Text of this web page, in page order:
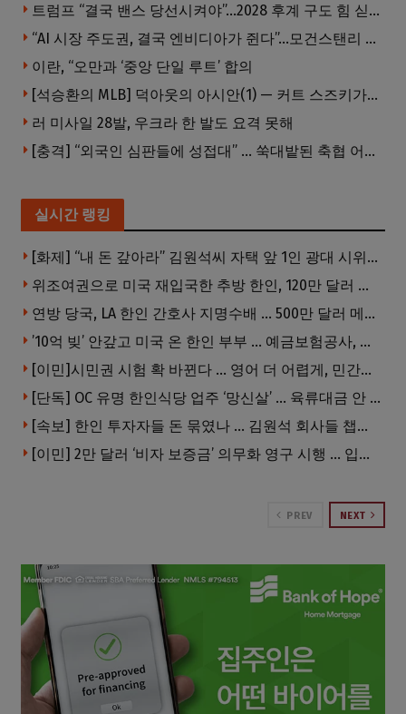
트럼프 “결국 밴스 당선시켜야”…2028 후계 구도 힘 싣나
“AI 시장 주도권, 결국 엔비디아가 쥔다”…모건스탠리 장담
이란, “오만과 ‘중앙 단일 루트’ 합의
[석승환의 MLB] 덕아웃의 아시안(1) — 커트 스즈키가 우리에게 묻는 것
러 미사일 28발, 우크라 한 발도 요격 못해
[충격] “외국인 심판들에 성접대” … 쑥대밭된 축협 어디까지 추락하나
실시간 랭킹
[화제] “내 돈 갚아라” 김원석씨 자택 앞 1인 광대 시위 … 한인 투자사, “108만 달러 못받아”
위조여권으로 미국 재입국한 추방 한인, 120만 달러 은행 사기 행각
연방 당국, LA 한인 간호사 지명수배 … 500만 달러 메디캐어 사기, 선고 직전 한국 도주
’10억 빚’ 안갚고 미국 온 한인 부부 … 예금보험공사, 미국서 소송
[이민]시민권 시험 확 바뀐다 … 영어 더 어렵게, 민간시험 도입 추진
[단독] OC 유명 한인식당 업주 ‘망신살’ … 육류대금 안 갚자 식당서 공개추심
[속보] 한인 투자자들 돈 묶였나 … 김원석 회사들 챕터7 강제파산·자진파산 잇따라 신청
[이민] 2만 달러 ‘비자 보증금’ 의무화 영구 시행 … 입국 문턱 더 높아진다.
PREV NEXT